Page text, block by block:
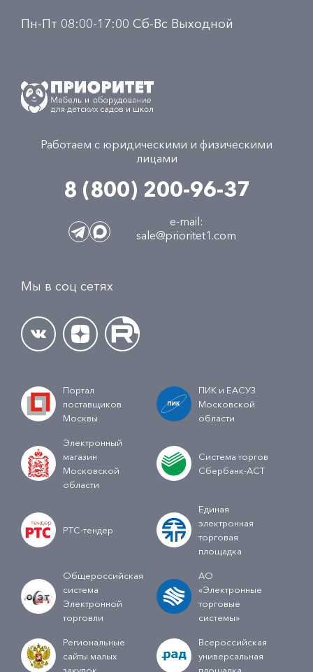
Пн-Пт 08:00-17:00 Сб-Вс Выходной
Работаем с юридическими и физическими
лицами
8 (800) 200-96-37
e-mail:
sale@prioritet1.com
Мы в соц сетях
Портал
поставщиков
Москвы
ПИК и ЕАСУЗ
Московской
области
Электронный
магазин
Московской
области
Система торгов
Сбербанк-АСТ
РТС-тендер
Единая
электронная
торговая
площадка
Общероссийская
система
Электронной
торговли
АО
«Электронные
торговые
системы»
Региональные
сайты малых
Всероссийская
универсальная